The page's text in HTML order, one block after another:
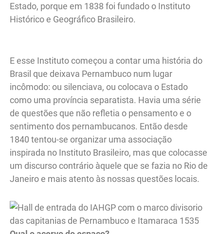
Estado, porque em 1838 foi fundado o Instituto
Histórico e Geográfico Brasileiro.
E esse Instituto começou a contar uma história do
Brasil que deixava Pernambuco num lugar
incômodo: ou silenciava, ou colocava o Estado
como uma província separatista. Havia uma série
de questões que não refletia o pensamento e o
sentimento dos pernambucanos. Então desde
1840 tentou-se organizar uma associação
inspirada no Instituto Brasileiro, mas que colocasse
um discurso contrário àquele que se fazia no Rio de
Janeiro e mais atento às nossas questões locais.